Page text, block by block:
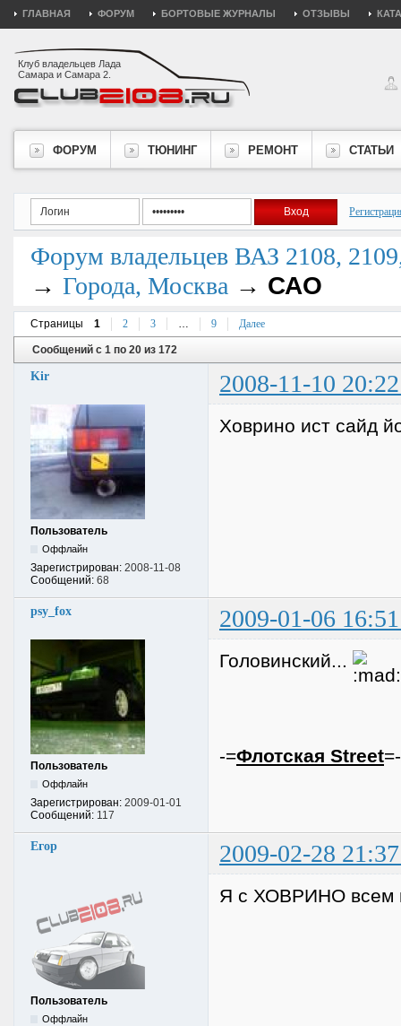
ГЛАВНАЯ ФОРУМ БОРТОВЫЕ ЖУРНАЛЫ ОТЗЫВЫ
Клуб владельцев Лада
Самара и Самара 2.
ФОРУМ ТЮНИНГ РЕМОНТ СТАТЬИ
Форум владельцев ВАЗ 2108,
→ Города, Москва → САО
Страницы 1 2 3 … 9 Далее
Сообщений с 1 по 20 из 172
Kir 2008-11-10
Пользователь
Оффлайн
Зарегистрирован: 2008-11-08
Сообщений: 68
Ховрино ист сайд
psy_fox 2009-01-06
Пользователь
Оффлайн
Зарегистрирован: 2009-01-01
Сообщений: 117
Головинский...
-=Флотская Street
Егор 2009-02-28
Пользователь
Оффлайн
Я с ХОВРИНО всем